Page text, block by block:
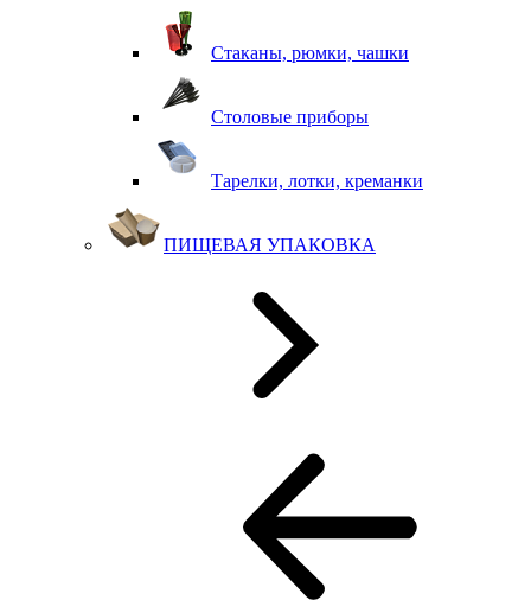
Стаканы, рюмки, чашки
Столовые приборы
Тарелки, лотки, креманки
ПИЩЕВАЯ УПАКОВКА